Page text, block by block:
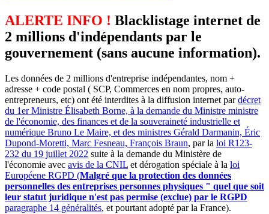
ALERTE INFO ! Blacklistage internet de
2 millions d'indépendants par le
gouvernement (sans aucune information).
Les données de 2 millions d'entreprise indépendantes, nom +
adresse + code postal ( SCP, Commerces en nom propres, auto-
entrepreneurs, etc) ont été interdites à la diffusion internet pardécret
du 1er Ministre Élisabeth Borne, à la demande du Ministre ministre
de l'économie, des finances et de la souveraineté industrielle et
numérique Bruno Le Maire, et des ministres Gérald Darmanin, Éric
Dupond-Moretti, Marc Fesneau, François Braun, par la loi R123-
232 du 19 juillet 2022 suite à la demande du Ministère de
l'économie avec avis de la CNIL et dérogation spéciale à la loi
Européene RGPD (Malgré que la protection des données
personnelles des entreprises personnes physiques " quel que soit
leur statut juridique n'est pas permise (exclue) par le RGPD
paragraphe 14 généralités, et pourtant adopté par la France).